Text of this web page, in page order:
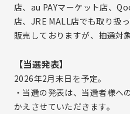
店、au PAYマーケット店、
店、JRE MALL店でも取り扱
販売しておりますが、抽選対
【当選発表】
2026年2月末日を予定。
・当選の発表は、当選者様へ
かえさせていただきます。